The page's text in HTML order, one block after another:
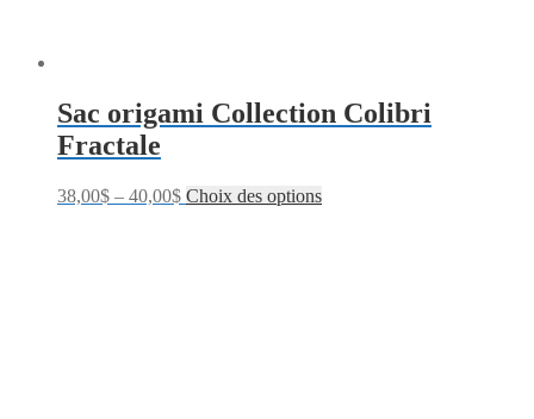
Sac origami Collection Colibri
Fractale
38,00$ – 40,00$ Choix des options